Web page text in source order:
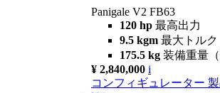
Panigale V2 FB63
120 hp 最高出力
9.5 kgm 最大トルク
175.5 kg 装備重量
¥ 2,840,000 i
コンフィギュレーター